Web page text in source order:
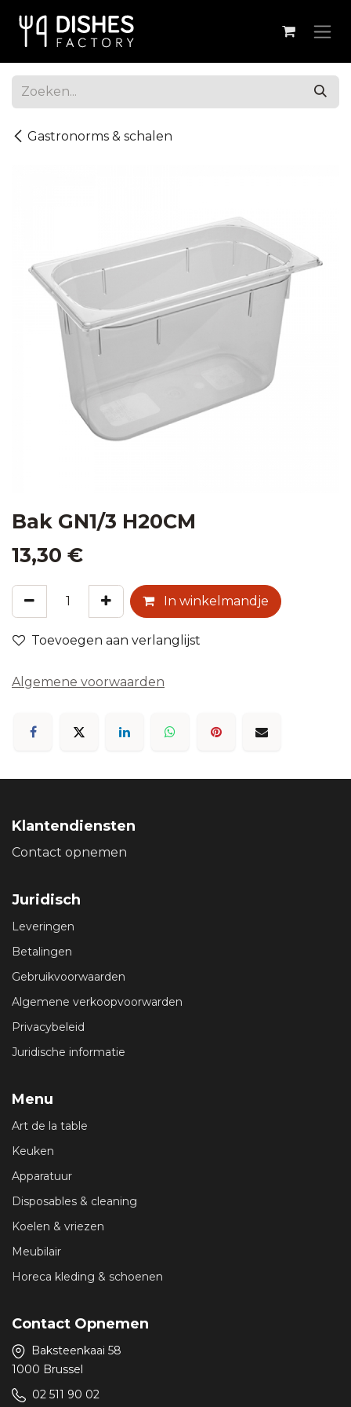
Gastronorms & schalen
Bak GN1/3 H20CM
13,30 €
In winkelmandje
Toevoegen aan verlanglijst
Algemene voorwaarden
Klantendiensten
Contact opnemen
Juridisch
Leveringen
Betalingen
Gebruikvoorwaarden
Algemene verkoopvoorwarden
Privacybeleid
Juridische informatie
Menu
Art de la table
Keuken
Apparatuur
Disposables & cleaning
Koelen & vriezen
Meubilair
Horeca kleding & schoenen
Contact Opnemen
Baksteenkaai 58
1000 Brussel
02 511 90 02